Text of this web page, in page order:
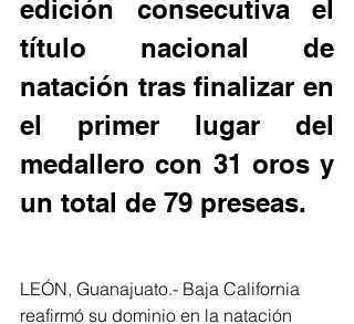
edición consecutiva el
título nacional de
natación tras finalizar en
el primer lugar del
medallero con 31 oros y
un total de 79 preseas.
LEÓN, Guanajuato.- Baja California
reafirmó su dominio en la natación